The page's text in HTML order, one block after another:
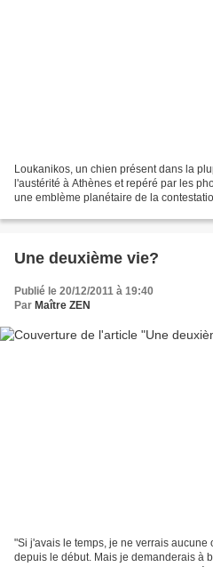
Loukanikos, un chien présent dans la
l'austérité à Athènes et repéré par les
une emblème planétaire de la
Une deuxième vie?
Publié le 20/12/2011 à 19:40
Par Maître ZEN
"Si j'avais le temps, je ne verrais
depuis le début. Mais je demanderais à